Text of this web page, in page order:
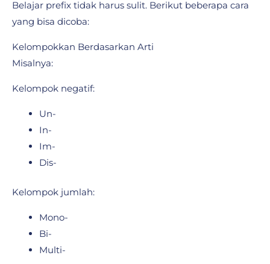
Belajar prefix tidak harus sulit. Berikut beberapa cara
yang bisa dicoba:
Kelompokkan Berdasarkan Arti
Misalnya:
Kelompok negatif:
Un-
In-
Im-
Dis-
Kelompok jumlah:
Mono-
Bi-
Multi-